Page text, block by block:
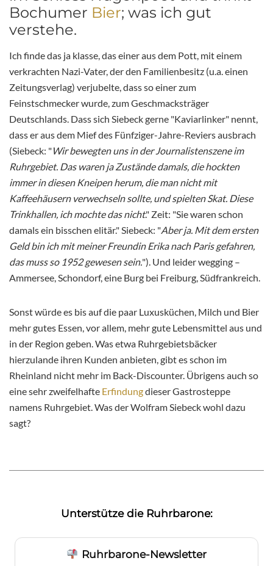
Bochumer Bier; was ich gut
verstehe.
Ich finde das ja klasse, das einer aus dem Pott, mit einem
verkrachten Nazi-Vater, der den Familienbesitz (u.a. einen
Zeitungsverlag) verjubelte, dass so einer zum
Feinstschmecker wurde, zum Geschmacksträger
Deutschlands. Dass sich Siebeck gerne "Kaviarlinker" nennt,
dass er aus dem Mief des Fünfziger-Jahre-Reviers ausbrach
(Siebeck: "Wir bewegten uns in der Journalistenszene im
Ruhrgebiet. Das waren ja Zustände damals, die hockten
immer in diesen Kneipen herum, die man nicht mit
Kaffeehäusern verwechseln sollte, und spielten Skat. Diese
Trinkhallen, ich mochte das nicht." Zeit: "Sie waren schon
damals ein bisschen elitär." Siebeck: "Aber ja. Mit dem ersten
Geld bin ich mit meiner Freundin Erika nach Paris gefahren,
das muss so 1952 gewesen sein."). Und leider wegging –
Ammersee, Schondorf, eine Burg bei Freiburg, Südfrankreich.
Sonst würde es bis auf die paar Luxusküchen, Milch und Bier
mehr gutes Essen, vor allem, mehr gute Lebensmittel aus und
in der Region geben. Was etwa Ruhrgebietsbäcker
hierzulande ihren Kunden anbieten, gibt es schon im
Rheinland nicht mehr im Back-Discounter. Übrigens auch so
eine sehr zweifelhafte Erfindungdieser Gastrosteppe
namens Ruhrgebiet. Was der Wolfram Siebeck wohl dazu
sagt?
Unterstütze die Ruhrbarone:
Ruhrbarone-Newsletter